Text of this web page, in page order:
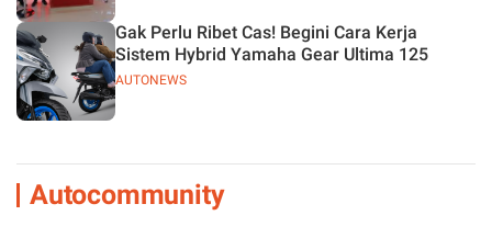
AUTONEWS
Gak Perlu Ribet Cas! Begini Cara Kerja
Sistem Hybrid Yamaha Gear Ultima 125
Autocommunity